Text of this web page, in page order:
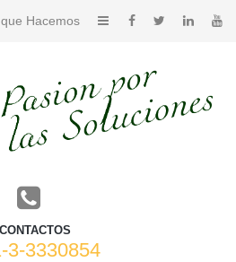
Hacemos
CONTACTOS
3-3330854